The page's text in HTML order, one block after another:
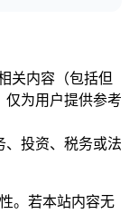
关内容（包括但
仅为用户提供参考
、投资、税务或法
。若本站内容无